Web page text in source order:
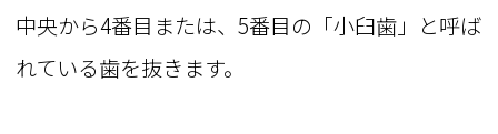
中央から4番目または、5番目の「小臼歯」と呼ば
れている歯を抜きます。